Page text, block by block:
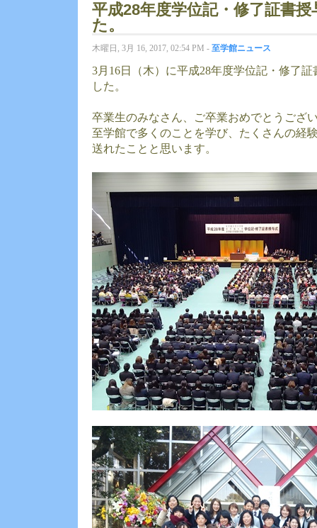
平成28年度学位記・修了証書
た。
木曜日, 3月 16, 2017, 02:54 PM - 至学館ニュース
3月16日（木）に平成28年度学位記・修了
した。
卒業生のみなさん、ご卒業おめでとうござ
至学館で多くのことを学び、たくさんの経
送れたことと思います。